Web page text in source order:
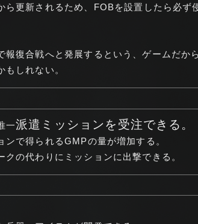
ら更新されるため、FOBを設置したら必ず
報復合戦へと発展するという、ゲームだか
もしれない。
一派遣ミッションを受注できる。
で得られるGMPの量が増加する。
の代わりにミッションに出撃できる。